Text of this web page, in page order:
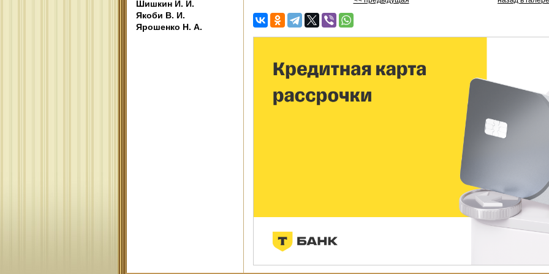
Шишкин И. И.
Якоби В. И.
Ярошенко Н. А.